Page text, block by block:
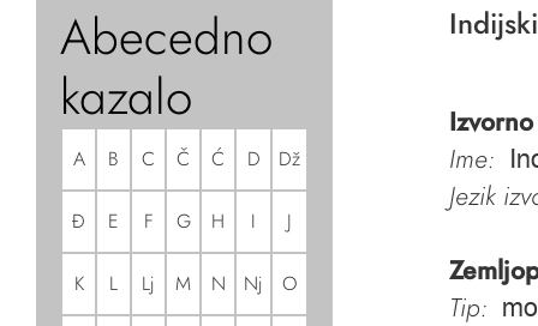
Abecedno
kazalo
A B C Č Ć D Dž
Đ E F G H I J
K L Lj M N Nj O
Ime:
Jezik
Tip: